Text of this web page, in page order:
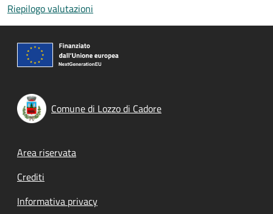
Riepilogo valutazioni
Comune di Lozzo di Cadore
Footer menu
Area riservata
Crediti
Informativa privacy